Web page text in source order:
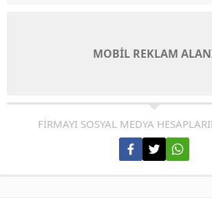
MOBİL REKLAM
FİRMAYI SOSYAL MEDYA